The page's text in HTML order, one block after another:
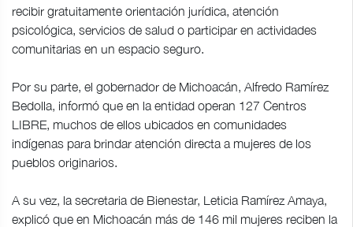
recibir gratuitamente orientación jurídica, atención
psicológica, servicios de salud o participar en actividades
comunitarias en un espacio seguro.
Por su parte, el gobernador de Michoacán, Alfredo Ramírez
Bedolla, informó que en la entidad operan 127 Centros
LIBRE, muchos de ellos ubicados en comunidades
indígenas para brindar atención directa a mujeres de los
pueblos originarios.
A su vez, la secretaria de Bienestar, Leticia Ramírez Amaya,
explicó que en Michoacán más de 146 mil mujeres reciben la